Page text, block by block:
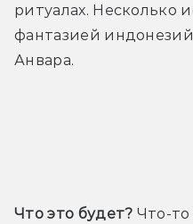
ритуалах. Несколько
фантазией
Анвара.
Что это будет? Что-